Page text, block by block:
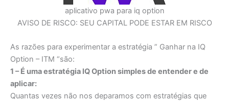
aplicativo pwa para iq option
AVISO DE RISCO: SEU CAPITAL PODE ESTAR EM RISCO
As razões para experimentar a estratégia ” Ganhar na IQ
Option – ITM “são:
1 – É uma estratégia IQ Option simples de entender e de
aplicar:
Quantas vezes não nos deparamos com estratégias que